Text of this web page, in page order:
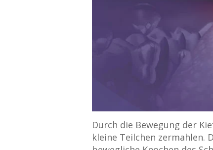
Durch die Bewegung der
kleine Teilchen zermahlen.